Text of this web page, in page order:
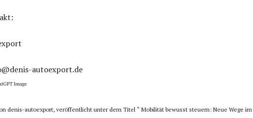
autoexport.de
Image
denis-autoexport, veröffentlicht unter dem Titel “ Mobilität bewusst steuern: Neue Wege im